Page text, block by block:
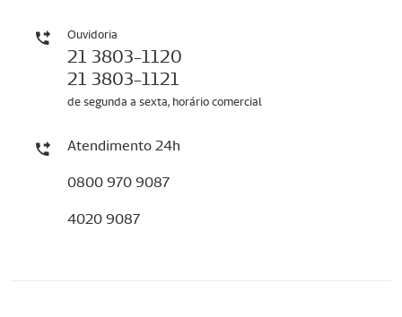
Ouvidoria
21 3803-1120
21 3803-1121
de segunda a sexta, horário comercial
Atendimento 24h
0800 970 9087
4020 9087